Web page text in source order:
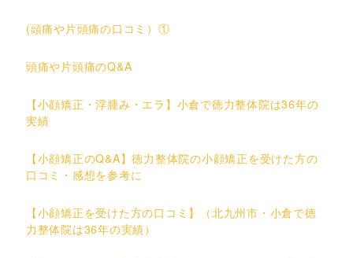
(頭痛や片頭痛の口コミ）①
頭痛や片頭痛のQ&A
【小顔矯正・浮腫み・エラ】小倉で徳力整体院は36年の
実績
【小顔矯正のQ&A】徳力整体院の小顔矯正を受けた方の
口コミ・感想を参考に
【小顔矯正を受けた方の口コミ】（北九州市・小倉で徳
力整体院は36年の実績）